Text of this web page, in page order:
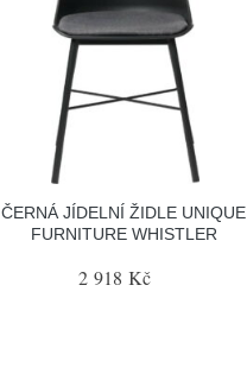
ČERNÁ JÍDELNÍ ŽIDLE UNIQUE
FURNITURE WHISTLER
2 918 Kč